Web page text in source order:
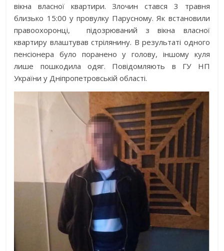
вікна власної квартири. Злочин стався 3 травня
близько 15:00 у провулку Парусному. Як встановили
правоохоронці, підозрюваний з вікна власної
квартиру влаштував стрілянину. В результаті одного
пенсіонера було поранено у голову, іншому куля
лише пошкодила одяг. Повідомляють в ГУ НП
України у Дніпропетровській області.